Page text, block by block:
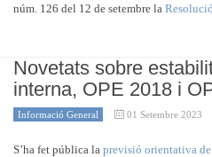
núm. 126 del 12 de setembre la Resolució
Novetats sobre
interna, OPE 2018 i
Informació General 01 Setembre 2023
S’ha fet pública la previsió orientativa de